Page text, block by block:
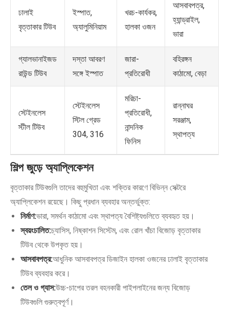
ঢালাই
বৃত্তাকার টিউব
ইস্পাত,
অ্যালুমিনিয়াম
খরচ-কার্যকর,
হালকা ওজন
আসবাবপত্র,
হ্যান্ড্রাইল,
ভারা
গ্যালভানাইজড
রাউন্ড টিউব
দস্তা আবরণ
সঙ্গে ইস্পাত
জারা-
প্রতিরোধী
বহিরঙ্গন
কাঠামো, বেড়া
স্টেইনলেস
স্টীল টিউব
স্টেইনলেস
স্টিল গ্রেড
304, 316
মরিচা-
প্রতিরোধী,
নান্দনিক
ফিনিস
রান্নাঘর
সরঞ্জাম,
স্থাপত্য
শিল্প জুড়ে অ্যাপ্লিকেশন
বৃত্তাকার টিউবগুলি তাদের বহুমুখিতা এবং শক্তির কারণে বিভিন্ন সেক্টরে
অ্যাপ্লিকেশন রয়েছে। কিছু প্রধান ব্যবহার অন্তর্ভুক্ত:
নির্মাণ:ভারা, সমর্থন কাঠামো এবং স্থাপত্য বৈশিষ্ট্যগুলিতে ব্যবহৃত হয়।
স্বয়ংচালিত:চ্যাসিস, নিষ্কাশন সিস্টেম, এবং রোল খাঁচা বিজোড় বৃত্তাকার
টিউব থেকে উপকৃত হয়।
আসবাবপত্র:আধুনিক আসবাবপত্র ডিজাইন হালকা ওজনের ঢালাই বৃত্তাকার
টিউব ব্যবহার করে।
তেল ও গ্যাস:উচ্চ-চাপের তরল বহনকারী পাইপলাইনের জন্য বিজোড়
টিউবগুলি গুরুত্বপূর্ণ।